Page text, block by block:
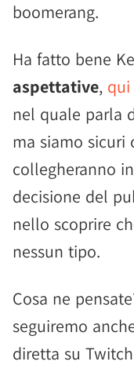
boomerang.
Ha fatto bene
aspettative, qui
nel quale parla
ma siamo sicuri
collegheranno
decisione del
nello scoprire
nessun tipo.
Cosa ne
seguiremo
diretta su